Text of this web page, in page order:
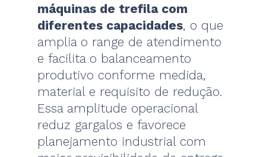
máquinas de trefila com
diferentes capacidades, o que
amplia o range de atendimento
e facilita o balanceamento
produtivo conforme medida,
material e requisito de redução.
Essa amplitude operacional
reduz gargalos e favorece
planejamento industrial com